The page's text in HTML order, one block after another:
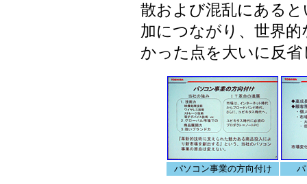
散および混乱にある
加につながり、世界
かった点を大いに反
パソコン事業の方向付け